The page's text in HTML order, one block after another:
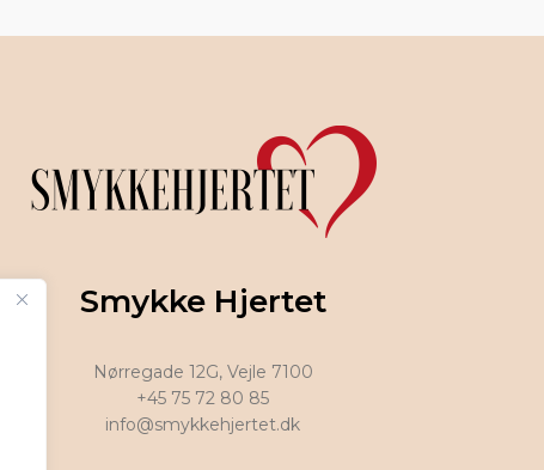
Smykke Hjertet
Nørregade 12G, Vejle 7100
+45 75 72 80 85
info@smykkehjertet.dk